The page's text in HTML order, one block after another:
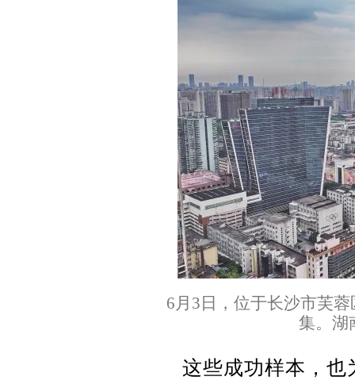
6月3日，位于长沙市芙
集。湖
这些成功样本，也